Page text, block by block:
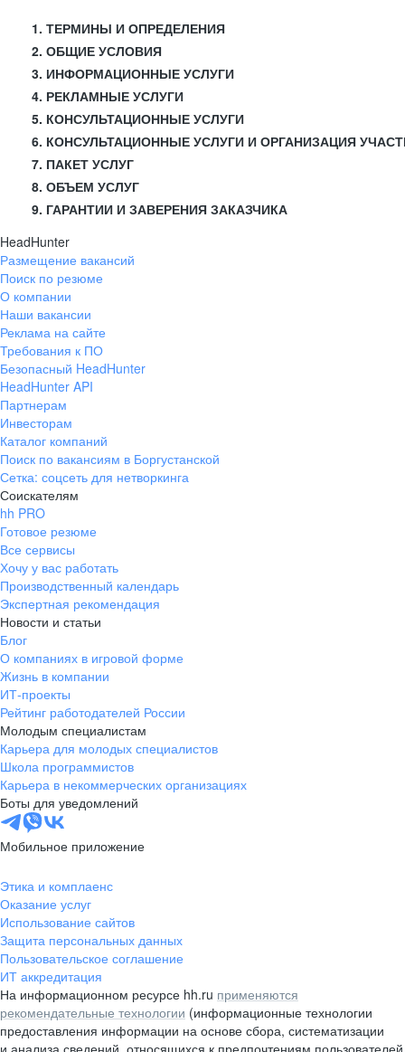
1. ТЕРМИНЫ И ОПРЕДЕЛЕНИЯ
2. ОБЩИЕ УСЛОВИЯ
3. ИНФОРМАЦИОННЫЕ УСЛУГИ
4. РЕКЛАМНЫЕ УСЛУГИ
5. КОНСУЛЬТАЦИОННЫЕ УСЛУГИ
6. КОНСУЛЬТАЦИОННЫЕ УСЛУГИ И ОРГАНИЗАЦИЯ
7. ПАКЕТ УСЛУГ
8. ОБЪЕМ УСЛУГ
9. ГАРАНТИИ И ЗАВЕРЕНИЯ ЗАКАЗЧИКА
HeadHunter
Размещение вакансий
Поиск по резюме
О компании
Наши вакансии
Реклама на сайте
Требования к ПО
Безопасный HeadHunter
HeadHunter API
Партнерам
Инвесторам
Каталог компаний
Поиск по вакансиям в Боргустанской
Сетка: соцсеть для нетворкинга
Соискателям
hh PRO
Готовое резюме
Все сервисы
Хочу у вас работать
Производственный календарь
Экспертная рекомендация
Новости и статьи
Блог
О компаниях в игровой форме
Жизнь в компании
ИТ-проекты
Рейтинг работодателей России
Молодым специалистам
Карьера для молодых специалистов
Школа программистов
Карьера в некоммерческих организациях
Боты для уведомлений
Мобильное приложение
Этика и комплаенс
Оказание услуг
Использование сайтов
Защита персональных данных
Пользовательское соглашение
ИТ аккредитация
На информационном ресурсе hh.ru применяются
рекомендательные технологии (информационные технологии
предоставления информации на основе сбора, систематизации
и анализа сведений, относящихся к предпочтениям пользователей